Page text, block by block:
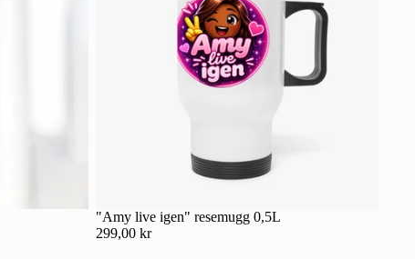
"Amy live igen" resemugg 0,5L
299,00 kr